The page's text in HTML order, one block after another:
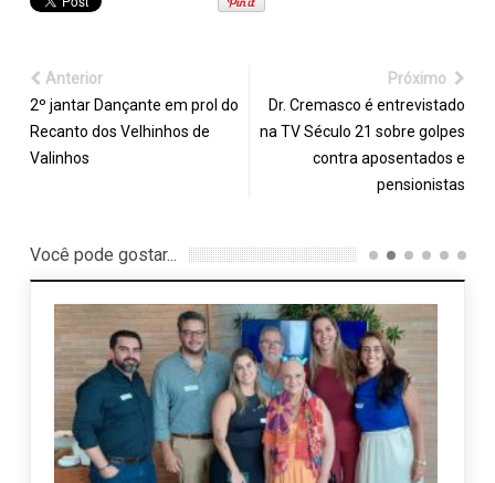
Anterior
2º jantar Dançante em prol do
Recanto dos Velhinhos de
Valinhos
Próximo
Dr. Cremasco é entrevistado
na TV Século 21 sobre golpes
contra aposentados e
pensionistas
Você pode gostar...